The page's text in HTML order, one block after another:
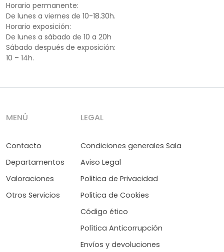
Horario permanente:
De lunes a viernes de 10-18.30h.
Horario exposición:
De lunes a sábado de 10 a 20h
Sábado después de exposición:
10 – 14h.
MENÚ
Contacto
Departamentos
Valoraciones
Otros Servicios
LEGAL
Condiciones generales Sala
Aviso Legal
Politica de Privacidad
Politica de Cookies
Código ético
Política Anticorrupción
Envíos y devoluciones